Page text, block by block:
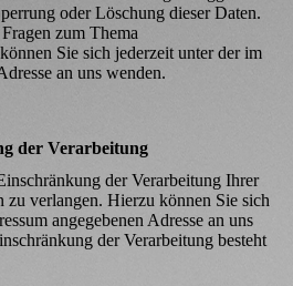
oder Löschung dieser Daten.
zum Thema
Sie sich jederzeit unter der im
an uns wenden.
der Verarbeitung
der Verarbeitung Ihrer
zu verlangen. Hierzu können Sie sich
angegebenen Adresse an uns
der Verarbeitung besteht